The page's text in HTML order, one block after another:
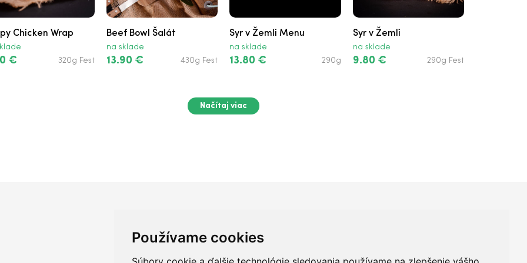
Používame cookies
Chicken Wrap
€ 320g Fest
Beef Bowl Šalát
na sklade
13.90 € 430g Fest
Syr v Žemli Menu
na sklade
13.80 € 290g
Syr v Žemli
na sklade
9.80 € 290g Fest
Načítaj viac